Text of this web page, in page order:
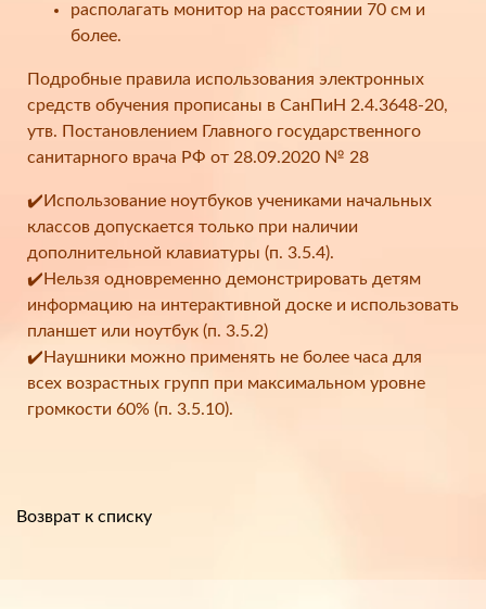
располагать монитор на расстоянии 70 см и
более.
Подробные правила использования электронных
средств обучения прописаны в СанПиН 2.4.3648-20,
утв. Постановлением Главного государственного
санитарного врача РФ от 28.09.2020 № 28
✔️Использование ноутбуков учениками начальных
классов допускается только при наличии
дополнительной клавиатуры (п. 3.5.4).
✔️Нельзя одновременно демонстрировать детям
информацию на интерактивной доске и использовать
планшет или ноутбук (п. 3.5.2)
✔️Наушники можно применять не более часа для
всех возрастных групп при максимальном уровне
громкости 60% (п. 3.5.10).
Возврат к списку